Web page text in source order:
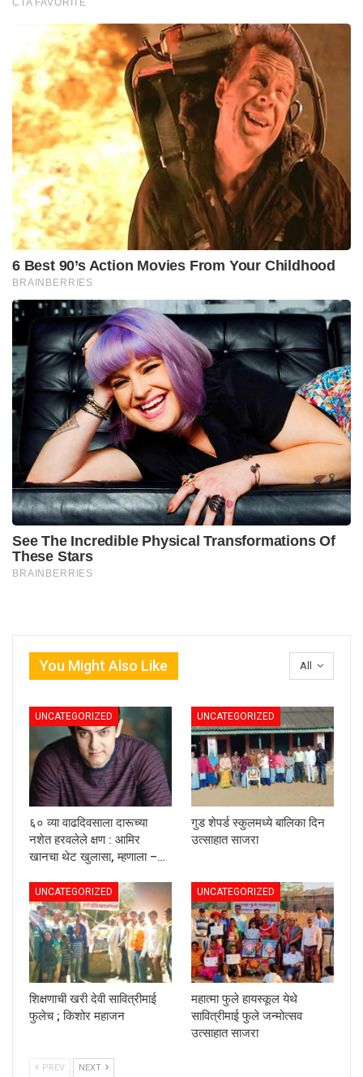
All
You Might Also Like
UNCATEGORIZED
६० व्या वाढदिवसाला दारूच्या
नशेत हरवलेले क्षण : आमिर
खानचा थेट खुलासा, म्हणाला –…
UNCATEGORIZED
गुड शेपर्ड स्कुलमध्ये बालिका दिन
उत्साहात साजरा
UNCATEGORIZED
शिक्षणाची खरी देवी सावित्रीमाई
फुलेच ; किशोर महाजन
UNCATEGORIZED
महात्मा फुले हायस्कूल येथे
सावित्रीमाई फुले जन्मोत्सव
उत्साहात साजरा
PREV NEXT